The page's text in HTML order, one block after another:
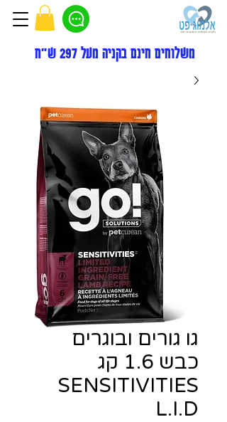
משלוחים חינם בקניה מעל 297 ש"ח
גו גורים ובוגרים
כבש 1.6 קג
SENSITIVITIES
L.I.D